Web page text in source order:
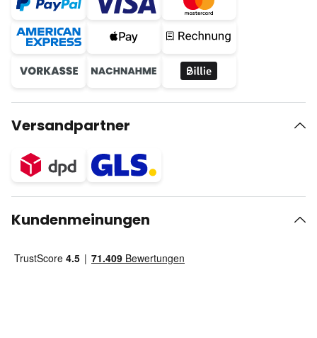
Versandpartner
Kundenmeinungen